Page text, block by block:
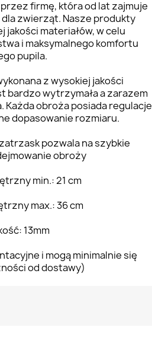
firmę, która od lat zajmuje
zwierząt. Nasze produkty
materiałów, w celu
i maksymalnego komfortu
pupila.
z wysokiej jakości
bardzo wytrzymała a zarazem
Każda obroża posiada regulacje
dopasowanie rozmiaru.
pozwala na szybkie
obroży
min.: 21 cm
max.: 36 cm
13mm
i mogą minimalnie się
od dostawy)